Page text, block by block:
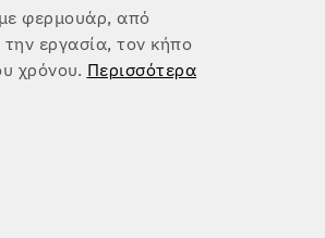
φερμουάρ, από
την εργασία, τον κήπο
χρόνου. Περισσότερα